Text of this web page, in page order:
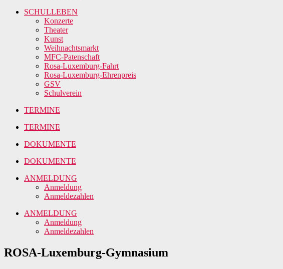
SCHULLEBEN
Konzerte
Theater
Kunst
Weihnachtsmarkt
MFC-Patenschaft
Rosa-Luxemburg-Fahrt
Rosa-Luxemburg-Ehrenpreis
GSV
Schulverein
TERMINE
TERMINE
DOKUMENTE
DOKUMENTE
ANMELDUNG
Anmeldung
Anmeldezahlen
ANMELDUNG
Anmeldung
Anmeldezahlen
ROSA-Luxemburg-Gymnasium